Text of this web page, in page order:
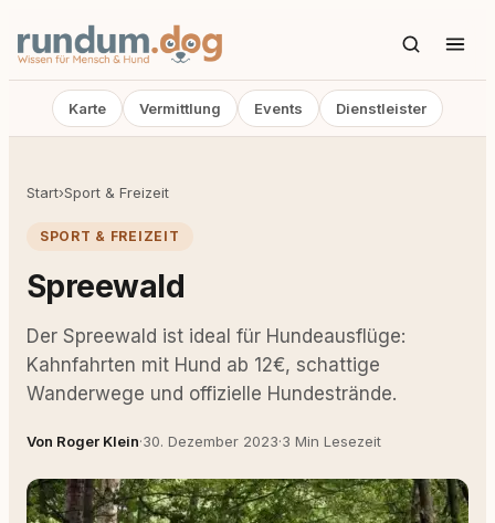
Karte Vermittlung Events Dienstleister
Start›Sport & Freizeit
SPORT & FREIZEIT
Spreewald
Der Spreewald ist ideal für Hundeausflüge:
Kahnfahrten mit Hund ab 12€, schattige
Wanderwege und offizielle Hundestrände.
Von Roger Klein·30. Dezember 2023·3 Min Lesezeit